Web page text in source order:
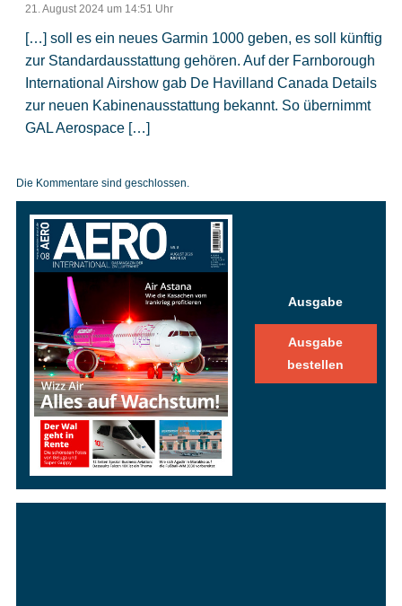
21. August 2024 um 14:51 Uhr
[…] soll es ein neues Garmin 1000 geben, es soll künftig
zur Standardausstattung gehören. Auf der Farnborough
International Airshow gab De Havilland Canada Details
zur neuen Kabinenausstattung bekannt. So übernimmt
GAL Aerospace […]
Die Kommentare sind geschlossen.
Ausgabe
Ausgabe
bestellen